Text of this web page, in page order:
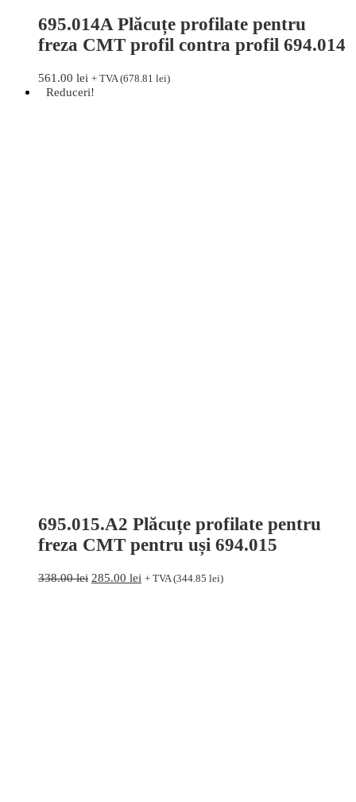
695.014A Plăcuțe profilate pentru
freza CMT profil contra profil 694.014
561.00 lei + TVA (678.81 lei)
Reduceri!
695.015.A2 Plăcuțe profilate pentru
freza CMT pentru uși 694.015
338.00lei Prețul
285.00 lei Prețul
+ TVA (344.85 lei)